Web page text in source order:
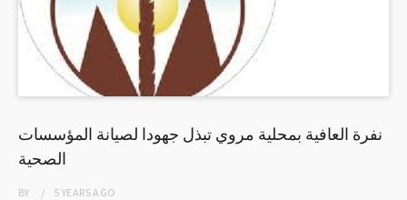
نفرة العافية بمحلية مروي تبذل جهودا لصيانة المؤسسات
الصحية
BY 5 YEARSAGO